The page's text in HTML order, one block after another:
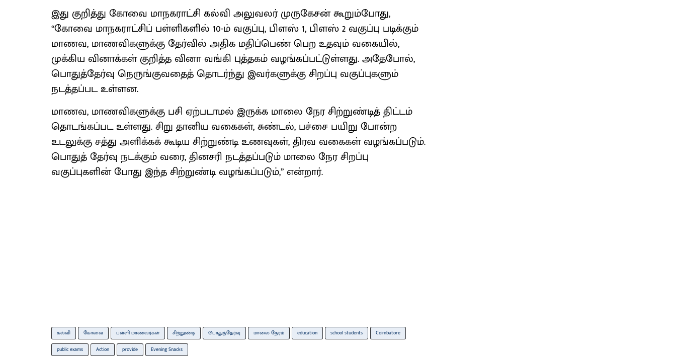
இது குறித்து கோவை மாநகராட்சி கல்வி அலுவலர் முருகேசன் கூறும்போது,
‘‘கோவை மாநகராட்சிப் பள்ளிகளில் 10-ம் வகுப்பு, பிளஸ் 1, பிளஸ் 2 வகுப்பு படிக்கும்
மாணவ, மாணவிகளுக்கு தேர்வில் அதிக மதிப்பெண் பெற உதவும் வகையில்,
முக்கிய வினாக்கள் குறித்த வினா வங்கி புத்தகம் வழங்கப்பட்டுள்ளது. அதேபோல்,
பொதுத்தேர்வு நெருங்குவதைத் தொடர்ந்து இவர்களுக்கு சிறப்பு வகுப்புகளும்
நடத்தப்பட உள்ளன.
மாணவ, மாணவிகளுக்கு பசி ஏற்படாமல் இருக்க மாலை நேர சிற்றுண்டித் திட்டம்
தொடங்கப்பட உள்ளது. சிறு தானிய வகைகள், சுண்டல், பச்சை பயிறு போன்ற
உடலுக்கு சத்து அளிக்கக் கூடிய சிற்றுண்டி உணவுகள், திரவ வகைகள் வழங்கப்படும்.
பொதுத் தேர்வு நடக்கும் வரை, தினசரி நடத்தப்படும் மாலை நேர சிறப்பு
வகுப்புகளின் போது இந்த சிற்றுண்டி வழங்கப்படும்,’’ என்றார்.
கல்வி கோவை பள்ளி மாணவர்கள் சிற்றுண்டி பொதுத்தேர்வு மாலை நேரம் education school students Coimbatore
public exams Action provide Evening Snacks